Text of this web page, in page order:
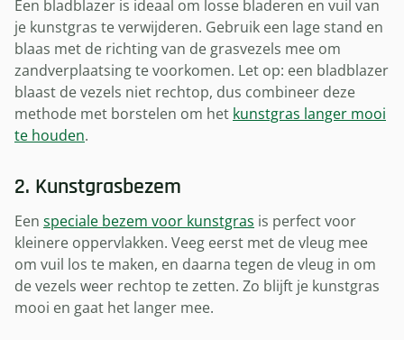
Een bladblazer is ideaal om losse bladeren en vuil van
je kunstgras te verwijderen. Gebruik een lage stand en
blaas met de richting van de grasvezels mee om
zandverplaatsing te voorkomen. Let op: een bladblazer
blaast de vezels niet rechtop, dus combineer deze
methode met borstelen om het kunstgras langer mooi
te houden.
2. Kunstgrasbezem
Een speciale bezem voor kunstgras is perfect voor
kleinere oppervlakken. Veeg eerst met de vleug mee
om vuil los te maken, en daarna tegen de vleug in om
de vezels weer rechtop te zetten. Zo blijft je kunstgras
mooi en gaat het langer mee.